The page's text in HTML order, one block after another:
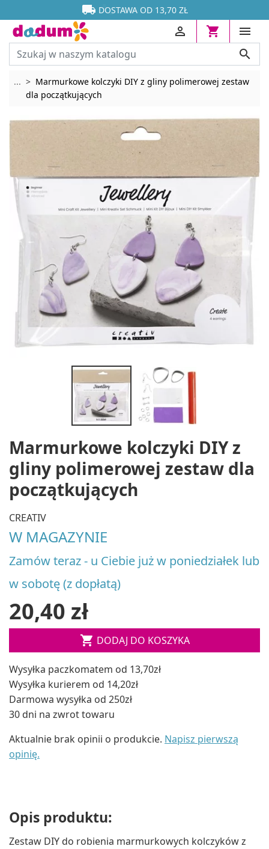

 DOSTAWA OD 13,70 ZŁ






... Rozwiń breadcrumbs
Marmurkowe kolczyki DIY z gliny polimerowej zestaw
dla początkujących
Marmurkowe kolczyki DIY z
gliny polimerowej zestaw dla
początkujących
CREATIV
W MAGAZYNIE
Zamów teraz - u Ciebie już w poniedziałek lub
w sobotę (z dopłatą)
20,40 zł
 DODAJ DO KOSZYKA
Wysyłka paczkomatem od 13,70zł
Wysyłka kurierem od 14,20zł
Darmowa wysyłka od 250zł
30 dni na zwrot towaru
Aktualnie brak opinii o produkcie. Napisz pierwszą
opinię.
Opis produktu:
Zestaw DIY do robienia marmurkowych kolczyków z